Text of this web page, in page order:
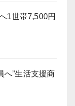
1世帯7,500円
へ”生活支援商